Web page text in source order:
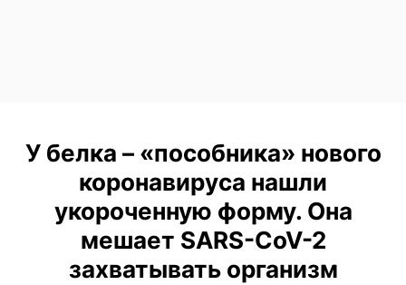
У белка – «пособника» нового
коронавируса нашли
укороченную форму. Она
мешает SARS-CoV-2
захватывать организм